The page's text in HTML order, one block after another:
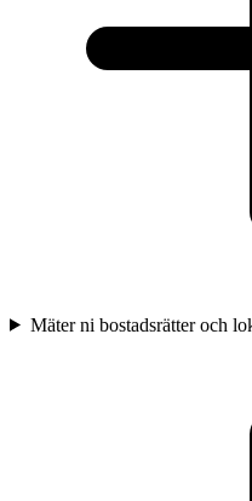
Mäter ni bostadsrätter och